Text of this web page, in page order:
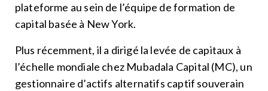
plateforme au sein de l’équipe de formation de
capital basée à New York.
Plus récemment, il a dirigé la levée de capitaux à
l’échelle mondiale chez Mubadala Capital (MC), un
gestionnaire d’actifs alternatifs captif souverain